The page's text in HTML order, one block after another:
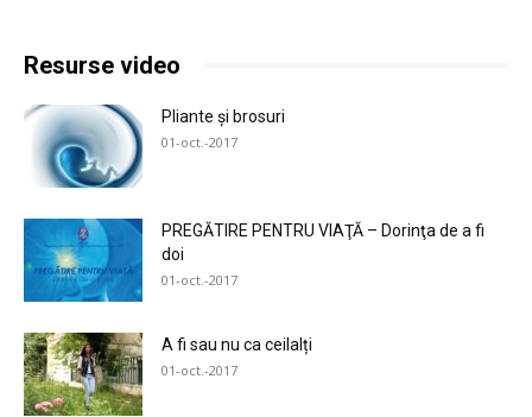
Resurse video
Pliante și brosuri
01-oct.-2017
PREGĂTIRE PENTRU VIAŢĂ – Dorinţa de a fi
doi
01-oct.-2017
A fi sau nu ca ceilalți
01-oct.-2017